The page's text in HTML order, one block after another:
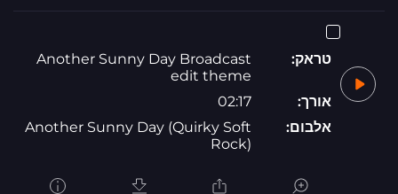
טראק:
Another Sunny Day Broadcast
edit theme
אורך:
02:17
אלבום:
Another Sunny Day (Quirky Soft
Rock)